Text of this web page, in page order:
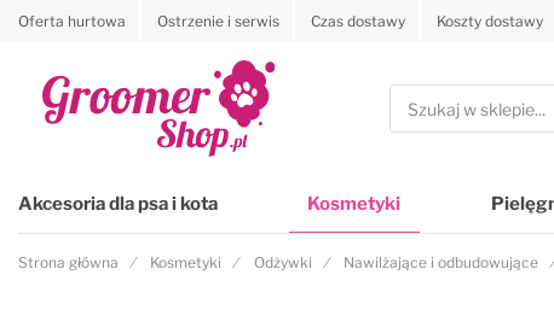
Oferta hurtowa Ostrzenie i serwis Czas dostawy Koszty dostawy
Szukaj
Akcesoria dla psa i kota Kosmetyki
Strona główna Kosmetyki Odżywki Nawilżające i odbudowujące